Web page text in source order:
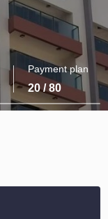
Payment plan
20 / 80